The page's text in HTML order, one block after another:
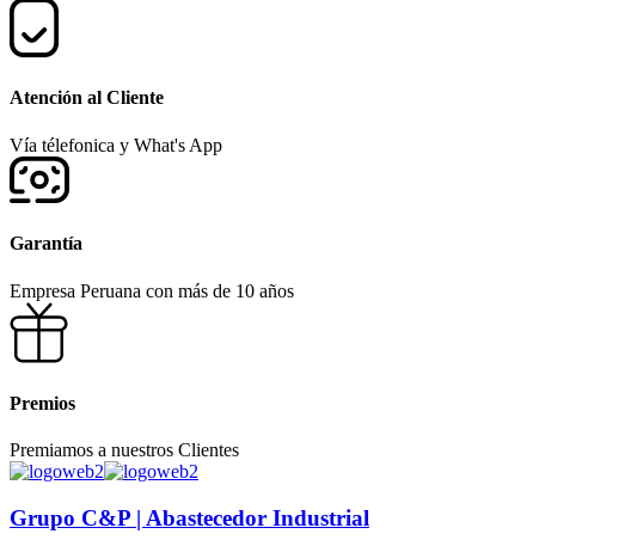
Atención al Cliente
Vía télefonica y What's App
Garantía
Empresa Peruana con más de 10 años
Premios
Premiamos a nuestros Clientes
Grupo C&P | Abastecedor Industrial